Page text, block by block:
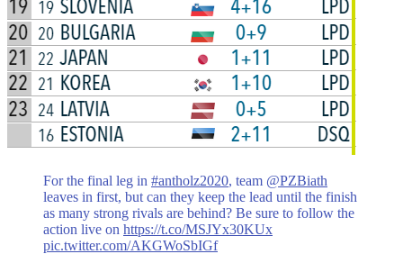
For the final leg in #antholz2020, team @PZBiath
leaves in first, but can they keep the lead until the finish
as many strong rivals are behind? Be sure to follow the
action live on https://t.co/MSJYx30KUx
pic.twitter.com/AKGWoSbIGf